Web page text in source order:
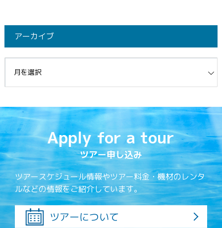
アーカイブ
Apply for a tour
ツアー申し込み
ツアースケジュール情報やツアー料金・機材のレンタ
ルなどの情報をご紹介しています。
ツアーについて